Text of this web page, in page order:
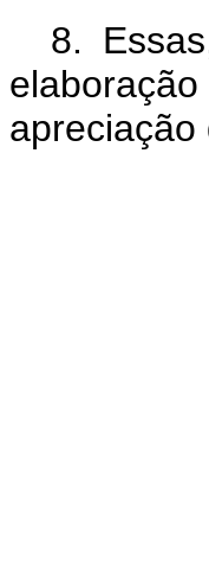
8.
apreciação